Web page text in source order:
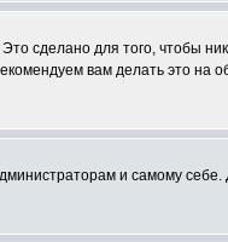
сделано для того, чтобы
вам делать это на
и самому